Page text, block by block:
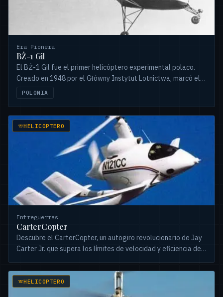
Era Pionera
BŻ-1 Gil
El BŻ-1 Gil fue el primer helicóptero experimental polaco.
Creado en 1948 por el Główny Instytut Lotnictwa, marcó el
inicio de la aviación rotatoria en Polonia.
POLONIA
HELICOPTERO
Entreguerras
CarterCopter
Descubre el CarterCopter, un autogiro revolucionario de Jay
Carter Jr. que supera los límites de velocidad y eficiencia del
HELICOPTERO